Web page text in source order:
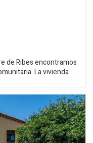
de Ribes encontramos
La vivienda
cocina independiente.
conectada a su vez al
da servicio a la planta